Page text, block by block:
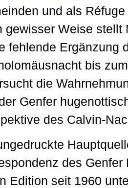
und als
gewisser Weise
fehlende Ergänzung
bis
die
Genfer
des Calvin-
des
Edition seit 1960